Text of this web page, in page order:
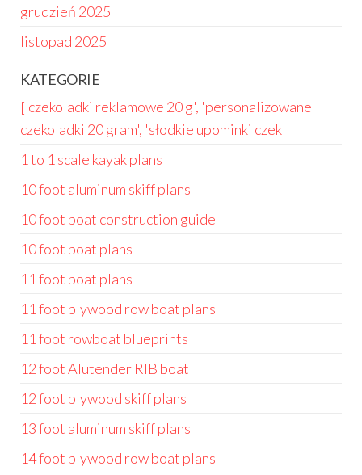
grudzień 2025
listopad 2025
KATEGORIE
['czekoladki reklamowe 20 g', 'personalizowane
czekoladki 20 gram', 'słodkie upominki czek
1 to 1 scale kayak plans
10 foot aluminum skiff plans
10 foot boat construction guide
10 foot boat plans
11 foot boat plans
11 foot plywood row boat plans
11 foot rowboat blueprints
12 foot Alutender RIB boat
12 foot plywood skiff plans
13 foot aluminum skiff plans
14 foot plywood row boat plans